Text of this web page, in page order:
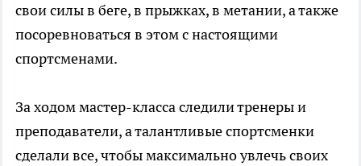
свои силы в беге, в прыжках, в метании, а также
посоревноваться в этом с настоящими
спортсменами.
За ходом мастер-класса следили тренеры и
преподаватели, а талантливые спортсменки
сделали все, чтобы максимально увлечь своих